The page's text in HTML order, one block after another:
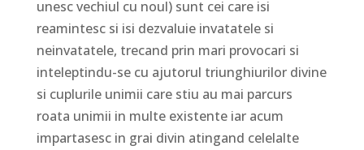
unesc vechiul cu noul) sunt cei care isi
reamintesc si isi dezvaluie invatatele si
neinvatatele, trecand prin mari provocari si
inteleptindu-se cu ajutorul triunghiurilor divine
si cuplurile unimii care stiu au mai parcurs
roata unimii in multe existente iar acum
impartasesc in grai divin atingand celelalte